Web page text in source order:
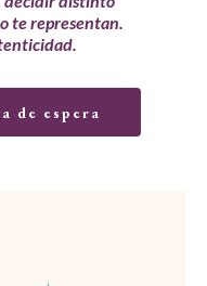
te representan.
de espera